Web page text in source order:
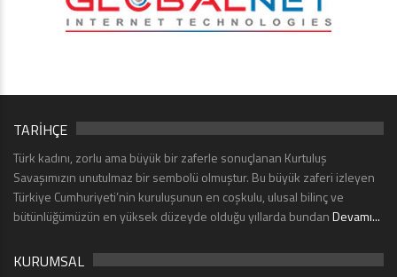
TARİHÇE
Türk kadını, zorlu ama büyük bir zaferle sonuçlanan Kurtuluş
Savaşımızın unutulmaz bir sembolü olmuştur. Bu büyük zaferi izleyen
Türkiye Cumhuriyeti’nin kuruluşunun en coşkulu, ulusal bilinç ve
bütünlüğümüzün en yüksek düzeyde olduğu yıllarda bundanDevamı...
KURUMSAL